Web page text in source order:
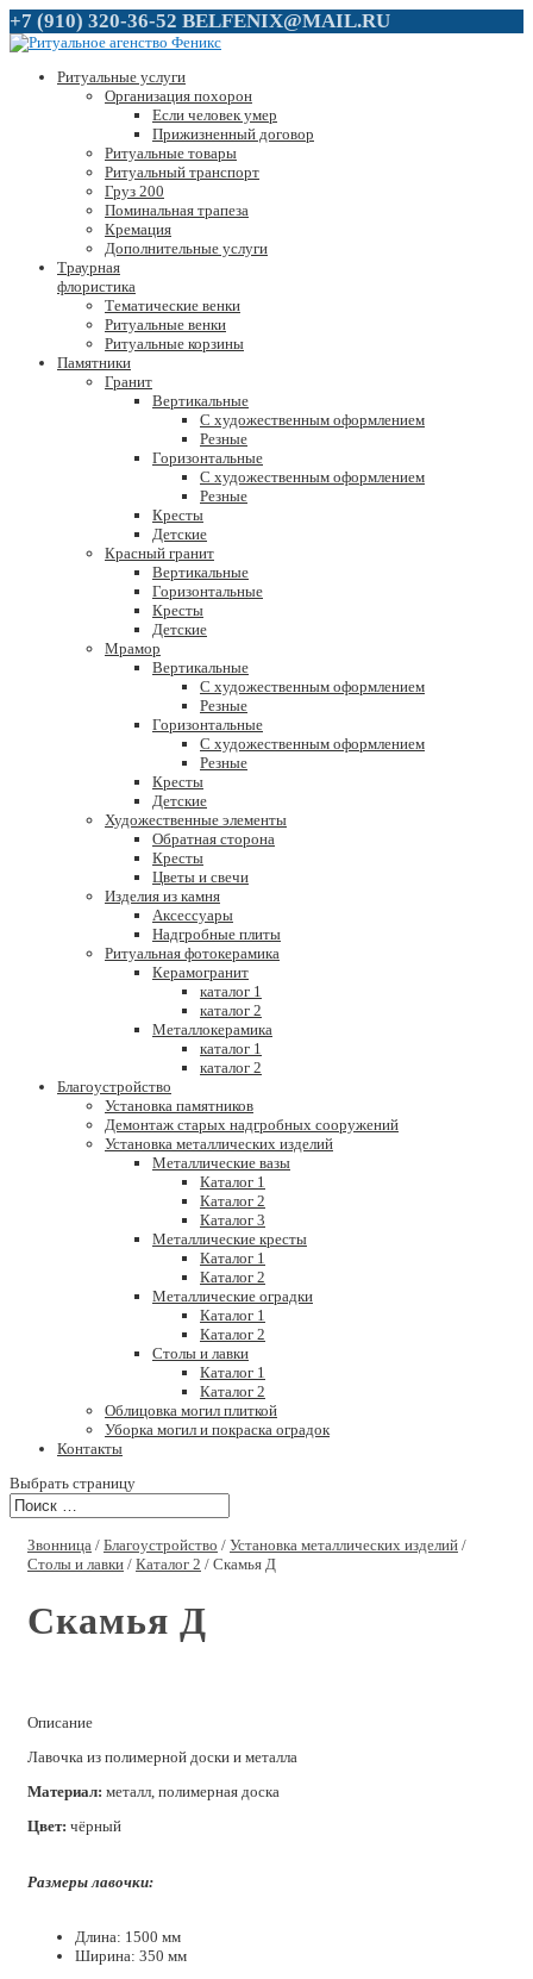
+7 (910) 320-36-52 BELFENIX@MAIL.RU
Ритуальные услуги
Организация похорон
Если человек умер
Прижизненный договор
Ритуальные товары
Ритуальный транспорт
Груз 200
Поминальная трапеза
Кремация
Дополнительные услуги
Траурная
флористика
Тематические венки
Ритуальные венки
Ритуальные корзины
Памятники
Гранит
Вертикальные
С художественным оформлением
Резные
Горизонтальные
С художественным оформлением
Резные
Кресты
Детские
Красный гранит
Вертикальные
Горизонтальные
Кресты
Детские
Мрамор
Вертикальные
С художественным оформлением
Резные
Горизонтальные
С художественным оформлением
Резные
Кресты
Детские
Художественные элементы
Обратная сторона
Кресты
Цветы и свечи
Изделия из камня
Аксессуары
Надгробные плиты
Ритуальная фотокерамика
Керамогранит
каталог 1
каталог 2
Металлокерамика
каталог 1
каталог 2
Благоустройство
Установка памятников
Демонтаж старых надгробных сооружений
Установка металлических изделий
Металлические вазы
Каталог 1
Каталог 2
Каталог 3
Металлические кресты
Каталог 1
Каталог 2
Металлические оградки
Каталог 1
Каталог 2
Столы и лавки
Каталог 1
Каталог 2
Облицовка могил плиткой
Уборка могил и покраска оградок
Контакты
Выбрать страницу
Звонница / Благоустройство / Установка металлических изделий /
Столы и лавки / Каталог 2 / Скамья Д
Скамья Д
Описание
Лавочка из полимерной доски и металла
Материал: металл, полимерная доска
Цвет: чёрный
Размеры лавочки:
Длина: 1500 мм
Ширина: 350 мм